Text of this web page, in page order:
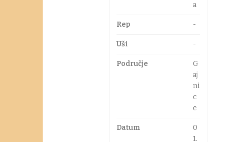
a
Rep -
Uši -
Područje
G
aj
ni
c
e
Datum
0
1.